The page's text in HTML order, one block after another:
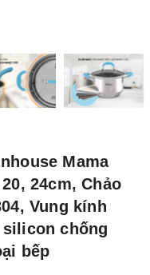
Mama
24cm, Chảo
Vung kính
chống
bếp